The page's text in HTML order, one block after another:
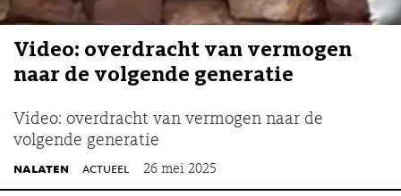
Video: overdracht van vermogen
naar de volgende generatie
Video: overdracht van vermogen naar de
volgende generatie
nalaten actueel 26 mei 2025